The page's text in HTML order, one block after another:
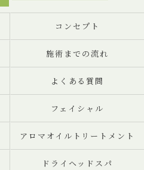
コンセプト
施術までの流れ
よくある質問
フェイシャル
アロマオイルトリートメント
ドライヘッドスパ